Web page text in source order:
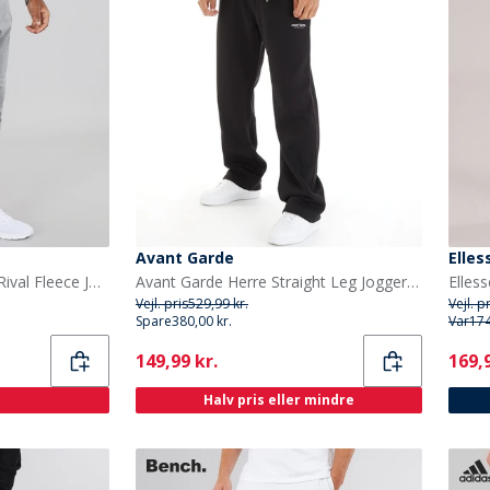
Under Armour Herre UA Rival Fleece Joggingbukser Castlerock Lys Heather/Hvid
Avant Garde
Avant Garde Herre Straight Leg Joggers Sort
Vejl. pris529,99 kr.
Spare380,00 kr.
Current
149,99 kr.
Halv pris eller mindre
Vejl.
Var